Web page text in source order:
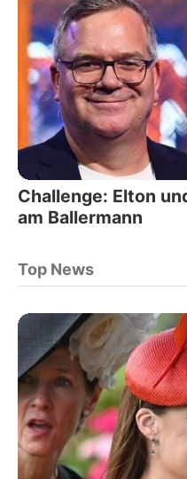
Challenge: Elton
am Ballermann
Top News